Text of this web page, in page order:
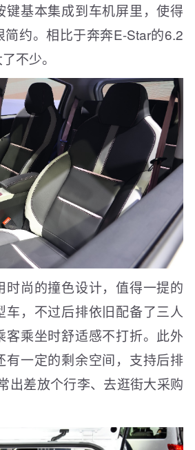
键基本集成到车机屏里，使得
简约。相比于奔奔E-Star的6.2
不少。
时尚的撞色设计，值得一提的
车，不过后排依旧配备了三人
客乘坐时舒适感不打折。此外
有一定的剩余空间，支持后排
出差放个行李、去逛街大采购